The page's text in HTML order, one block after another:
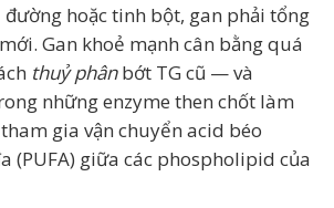
đường hoặc tinh bột, gan phải tổng
Gan khoẻ mạnh cân bằng quá
thuỷ phânbớt TG cũ — và
những enzyme then chốt làm
gia vận chuyển acid béo
(PUFA) giữa các phospholipid của